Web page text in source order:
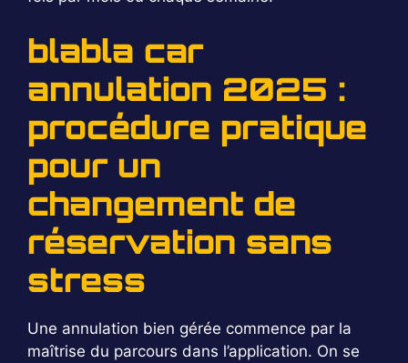
blabla car
annulation 2025 :
procédure pratique
pour un
changement de
réservation sans
stress
Une annulation bien gérée commence par la
maîtrise du parcours dans l’application. On se